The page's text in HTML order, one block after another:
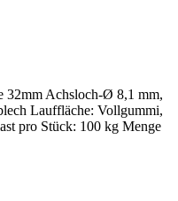
32mm Achsloch-Ø 8,1 mm,
Lauffläche: Vollgummi,
pro Stück: 100 kg Menge